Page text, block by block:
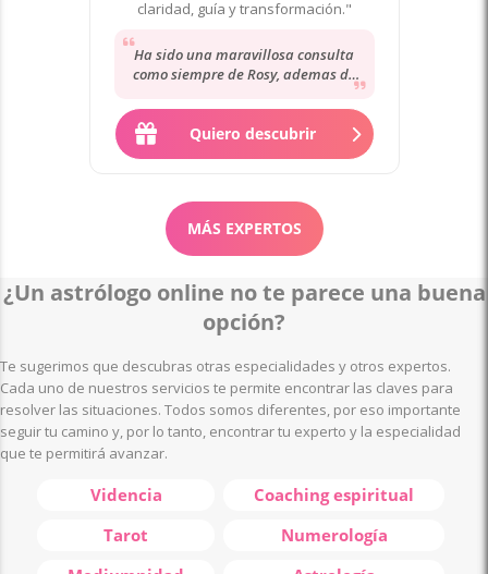
claridad, guía y transformación."
Ha sido una maravillosa consulta
como siempre de Rosy, ademas de
muy empatica y de clara escucha. La
recomiendo.
Quiero descubrir
MÁS EXPERTOS
¿Un astrólogo online no te parece una buena
opción?
Te sugerimos que descubras otras especialidades y otros expertos.
Cada uno de nuestros servicios te permite encontrar las claves para
resolver las situaciones. Todos somos diferentes, por eso importante
seguir tu camino y, por lo tanto, encontrar tu experto y la especialidad
que te permitirá avanzar.
Videncia
Tarot
Coaching espiritual
Numerología